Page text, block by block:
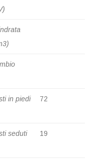
in piedi 72
seduti 19